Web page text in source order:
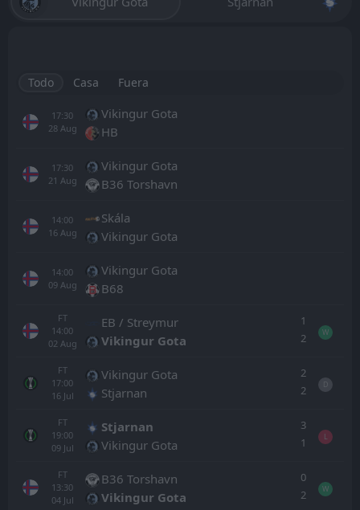
Todo Casa Fuera
17:30
28 Aug
Vikingur Gota
HB
17:30
21 Aug
Vikingur Gota
B36 Torshavn
14:00
16 Aug
Skála
Vikingur Gota
14:00
09 Aug
Vikingur Gota
B68
FT
14:00
02 Aug
EB / Streymur
Vikingur Gota
1
2
W
FT
17:00
16 Jul
Vikingur Gota
Stjarnan
2
2
D
FT
19:00
09 Jul
Stjarnan
Vikingur Gota
3
1
L
FT
13:30
04 Jul
B36 Torshavn
Vikingur Gota
0
2
W